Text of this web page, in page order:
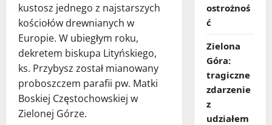
kustosz jednego z najstarszych
kościołów drewnianych w
Europie. W ubiegłym roku,
dekretem biskupa Lityńskiego,
ks. Przybysz został mianowany
proboszczem parafii pw. Matki
Boskiej Częstochowskiej w
Zielonej Górze.
ostrożnoś
ć
Zielona
Góra:
tragiczne
zdarzenie
z
udziałem